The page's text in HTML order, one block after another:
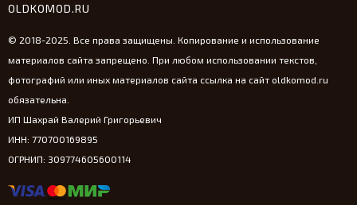
OLDKOMOD.RU
© 2018-2025. Все права защищены. Копирование и использование
материалов сайта запрещено. При любом использовании текстов,
фотографий или иных материалов сайта ссылка на сайт oldkomod.ru
обязательна.
ИП Шахрай Валерий Григорьевич
ИНН: 770700169895
ОГРНИП: 309774605600114